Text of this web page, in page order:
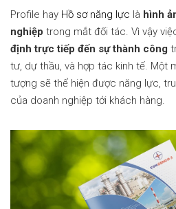
Profile hay Hồ sơ năng lực là hình
nghiệp trong mắt đối tác. Vì vậy
định trực tiếp đến sự thành công
tư, dự thầu, và hợp tác kinh tế. Một
tượng sẽ thể hiện được năng lực,
của doanh nghiệp tới khách hàng.